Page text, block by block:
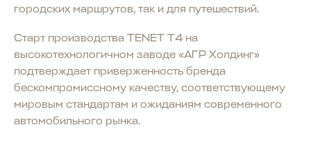
городских маршрутов, так и для путешествий.
Старт производства TENET T4 на
высокотехнологичном заводе «АГР Холдинг»
подтверждает приверженность бренда
бескомпромиссному качеству, соответствующему
мировым стандартам и ожиданиям современного
автомобильного рынка.